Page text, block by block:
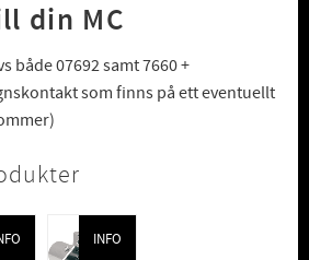
din MC
både 07692 samt 7660 +
som finns på ett eventuellt
INFO